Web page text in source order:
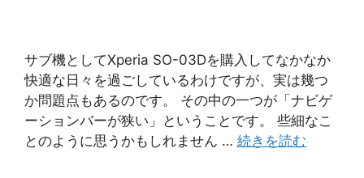
サブ機としてXperia SO-03Dを購入してなかなか
快適な日々を過ごしているわけですが、実は幾つ
か問題点もあるのです。 その中の一つが「ナビゲ
ーションバーが狭い」ということです。 些細なこ
とのように思うかもしれません … 続きを読む